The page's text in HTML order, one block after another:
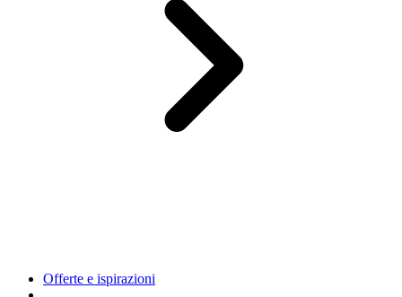
Offerte e ispirazioni